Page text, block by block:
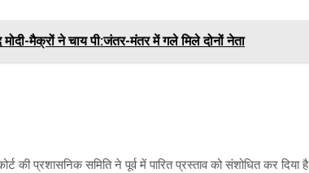
मैक्रों ने चाय पी:जंतर-मंतर में गले मिले दोनों नेता
की प्रशासनिक समिति ने पूर्व में पारित प्रस्ताव को संशोधित कर